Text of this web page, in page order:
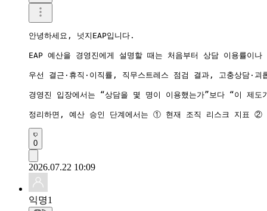
안녕하세요, 넛지EAP입니다.
EAP 예산을 경영진에게 설명할 때는 처음부터 상담 이용률이
우선 결근·휴직·이직률, 직무스트레스 점검 결과, 고충상담
경영진 입장에서는 “상담을 몇 명이 이용했는가”보다 “이
0
2026.07.22 10:09
익명1